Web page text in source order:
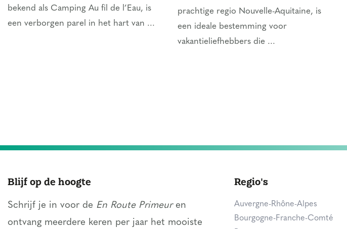
bekend als Camping Au fil de l’Eau, is
een verborgen parel in het hart van ...
prachtige regio Nouvelle-Aquitaine, is
een ideale bestemming voor
vakantieliefhebbers die ...
Blijf op de hoogte
Schrijf je in voor de En Route Primeuren
ontvang meerdere keren per jaar het mooiste
Regio's
Auvergne-Rhône-Alpes
Bourgogne-Franche-Comté